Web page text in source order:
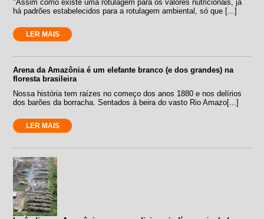
"Assim como existe uma rotulagem para os valores nutricionais, já
há padrões estabelecidos para a rotulagem ambiental, só que [...]
LER MAIS
Arena da Amazônia é um elefante branco (e dos grandes) na
floresta brasileira
Nossa história tem raízes no começo dos anos 1880 e nos delírios
dos barões da borracha. Sentados à beira do vasto Rio Amazo[...]
LER MAIS